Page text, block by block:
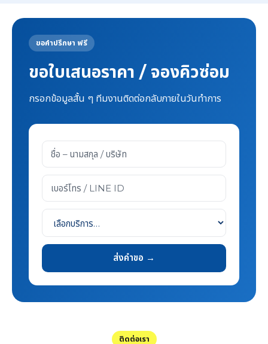
ขอคำปรึกษา ฟรี
ขอใบเสนอราคา / จองคิวซ่อม
กรอกข้อมูลสั้น ๆ ทีมงานติดต่อกลับภายในวันทำการ
ส่งคำขอ →
ติดต่อเรา